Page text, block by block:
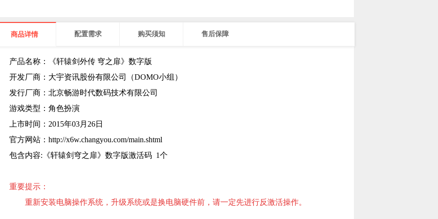
商品详情 配置需求 购买须知 售后保障
产品名称：《轩辕剑外传 穹之扉》数字版
开发厂商：大宇资讯股份有限公司（DOMO小组）
发行厂商：北京畅游时代数码技术有限公司
游戏类型：角色扮演
上市时间：2015年03月26日
官方网站：http://x6w.changyou.com/main.shtml
包含内容:《轩辕剑穹之扉》数字版激活码 1个
重要提示：
重新安装电脑操作系统，升级系统或是换电脑硬件前，请一定先进行反激活操作。